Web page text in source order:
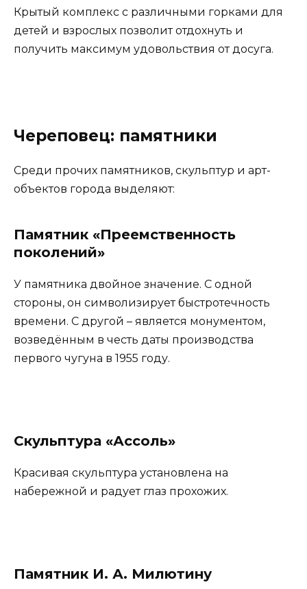
Крытый комплекс с различными горками для
детей и взрослых позволит отдохнуть и
получить максимум удовольствия от досуга.
Череповец: памятники
Среди прочих памятников, скульптур и арт-
объектов города выделяют:
Памятник «Преемственность
поколений»
У памятника двойное значение. С одной
стороны, он символизирует быстротечность
времени. С другой – является монументом,
возведённым в честь даты производства
первого чугуна в 1955 году.
Скульптура «Ассоль»
Красивая скульптура установлена на
набережной и радует глаз прохожих.
Памятник И. А. Милютину